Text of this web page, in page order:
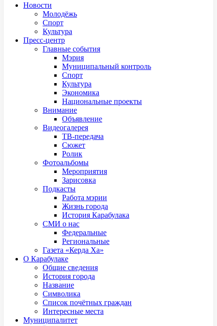
Новости
Молодёжь
Спорт
Культура
Пресс-центр
Главные события
Мэрия
Муниципальный контроль
Спорт
Культура
Экономика
Национальные проекты
Внимание
Объявление
Видеогалерея
ТВ-передача
Сюжет
Ролик
Фотоальбомы
Мероприятия
Зарисовка
Подкасты
Работа мэрии
Жизнь города
История Карабулака
СМИ о нас
Федеральные
Региональные
Газета «Керда Ха»
О Карабулаке
Общие сведения
История города
Название
Символика
Список почётных граждан
Интересные места
Муниципалитет